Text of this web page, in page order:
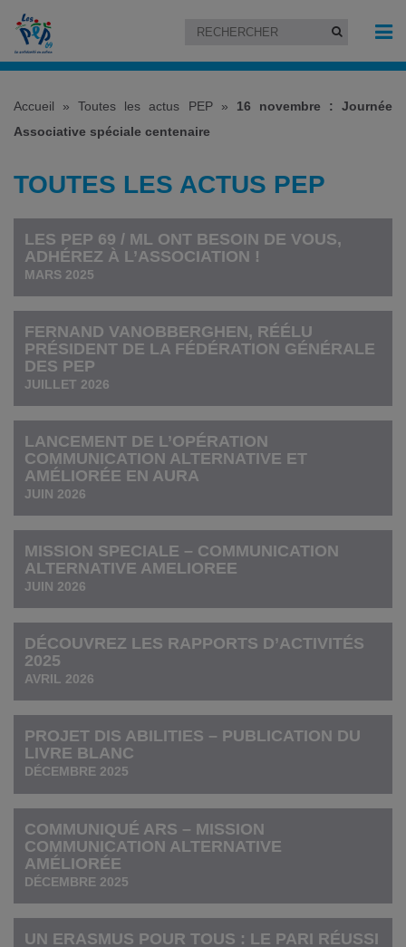
Accueil »Toutes les actus PEP» 16 novembre : Journée
Associative spéciale centenaire
TOUTES LES ACTUS PEP
LES PEP 69 / ML ONT BESOIN DE VOUS,
ADHÉREZ À L’ASSOCIATION !
MARS 2025
FERNAND VANOBBERGHEN, RÉÉLU
PRÉSIDENT DE LA FÉDÉRATION GÉNÉRALE
DES PEP
JUILLET 2026
LANCEMENT DE L’OPÉRATION
COMMUNICATION ALTERNATIVE ET
AMÉLIORÉE EN AURA
JUIN 2026
MISSION SPECIALE – COMMUNICATION
ALTERNATIVE AMELIOREE
JUIN 2026
DÉCOUVREZ LES RAPPORTS D’ACTIVITÉS
2025
AVRIL 2026
PROJET DIS ABILITIES – PUBLICATION DU
LIVRE BLANC
DÉCEMBRE 2025
COMMUNIQUÉ ARS – MISSION
COMMUNICATION ALTERNATIVE
AMÉLIORÉE
DÉCEMBRE 2025
UN ERASMUS POUR TOUS : LE PARI RÉUSSI